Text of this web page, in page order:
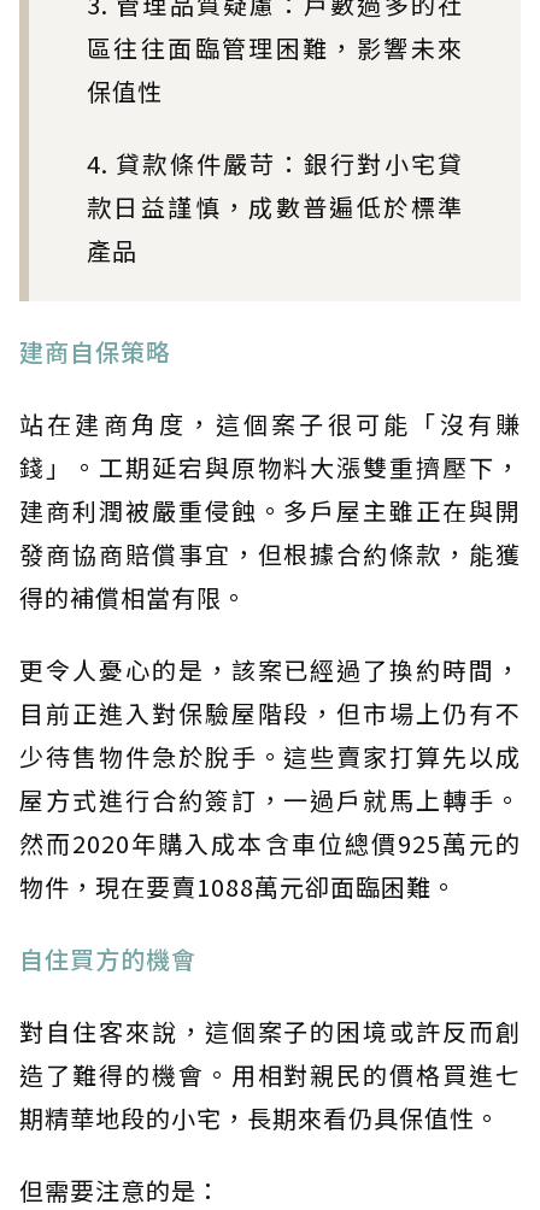
區往往面臨管理困難，影響未來
保值性
4. 貸款條件嚴苛：銀行對小宅貸
款日益謹慎，成數普遍低於標準
產品
建商自保策略
站在建商角度，這個案子很可能「沒有賺
錢」。工期延宕與原物料大漲雙重擠壓下，
建商利潤被嚴重侵蝕。多戶屋主雖正在與開
發商協商賠償事宜，但根據合約條款，能獲
得的補償相當有限。
更令人憂心的是，該案已經過了換約時間，
目前正進入對保驗屋階段，但市場上仍有不
少待售物件急於脫手。這些賣家打算先以成
屋方式進行合約簽訂，一過戶就馬上轉手。
然而2020年購入成本含車位總價925萬元的
物件，現在要賣1088萬元卻面臨困難。
自住買方的機會
對自住客來說，這個案子的困境或許反而創
造了難得的機會。用相對親民的價格買進七
期精華地段的小宅，長期來看仍具保值性。
但需要注意的是：